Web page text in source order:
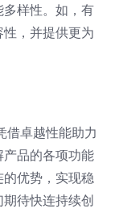
样性。如，有
，并提供更为
借卓越性能助力
品的各项功能
优势，实现稳
待快连持续创